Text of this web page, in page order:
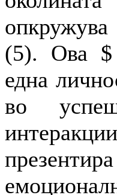
(5). Ова $
една
во